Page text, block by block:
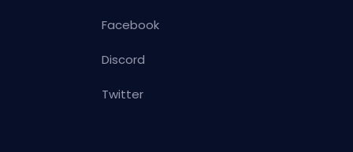
Facebook
Discord
Twitter